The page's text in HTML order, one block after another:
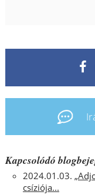
Kapcsolódó
2024.01.03.
csíziója...